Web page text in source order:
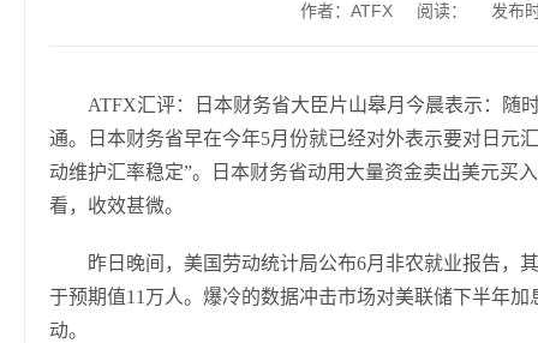
作者：ATFX 阅读： 发布
ATFX汇评：日本财务省大臣片山皋月今晨表示：随
通。日本财务省早在今年5月份就已经对外表示要对日元
动维护汇率稳定”。日本财务省动用大量资金卖出美元买
看，收效甚微。
昨日晚间，美国劳动统计局公布6月非农就业报告，
于预期值11万人。爆冷的数据冲击市场对美联储下半年
动。